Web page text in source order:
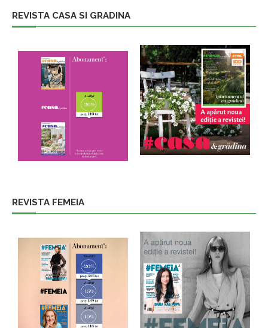
REVISTA CASA SI GRADINA
REVISTA FEMEIA